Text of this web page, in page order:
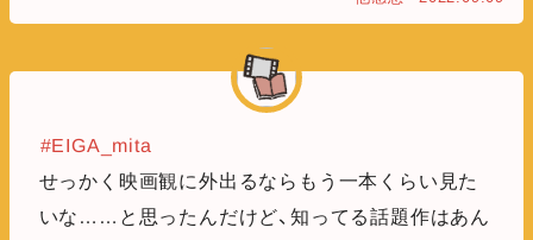
#EIGA_mita
せっかく映画観に外出るならもう一本くらい見た
いな……と思ったんだけど、知ってる話題作はあん